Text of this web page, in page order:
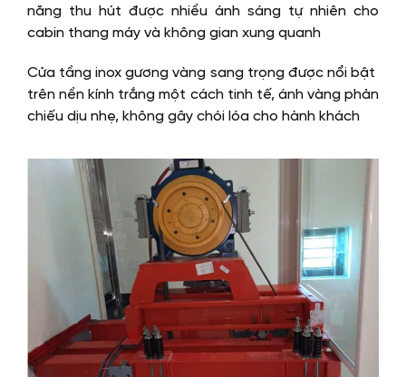
năng thu hút được nhiều ánh sáng tự nhiên cho
cabin thang máy và không gian xung quanh
Cửa tầng inox gương vàng sang trọng được nổi bật
trên nền kính trắng một cách tinh tế, ánh vàng phản
chiếu dịu nhẹ, không gây chói lóa cho hành khách